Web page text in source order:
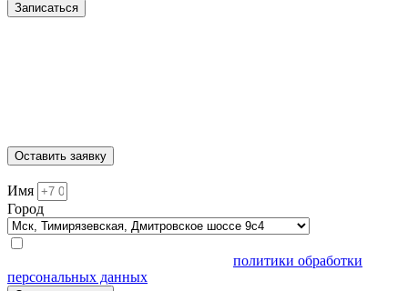
Записаться
Оставить заявку
Имя
Город
политики обработки
персональных данных